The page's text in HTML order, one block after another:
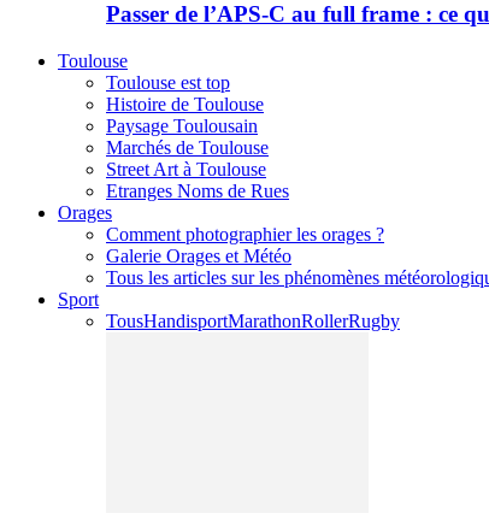
Passer de l’APS-C au full frame : ce
Toulouse
Toulouse est top
Histoire de Toulouse
Paysage Toulousain
Marchés de Toulouse
Street Art à Toulouse
Etranges Noms de Rues
Orages
Comment photographier les orages ?
Galerie Orages et Météo
Tous les articles sur les phénomènes
Sport
TousHandisportMarathonRollerRugby